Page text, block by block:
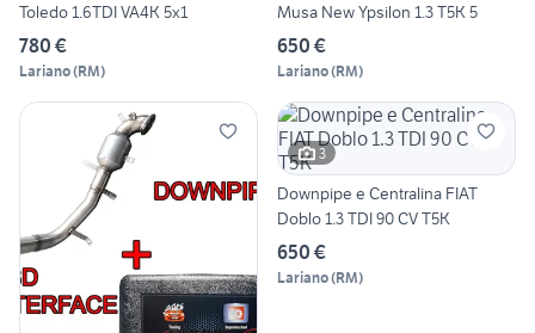
Toledo 1.6TDI VA4K 5x1
780 €
Lariano(RM)
Musa New Ypsilon 1.3 T5K 5
650 €
Lariano(RM)
3
Downpipe e Centralina FIAT
Doblo 1.3 TDI 90 CV T5K
650 €
Lariano(RM)